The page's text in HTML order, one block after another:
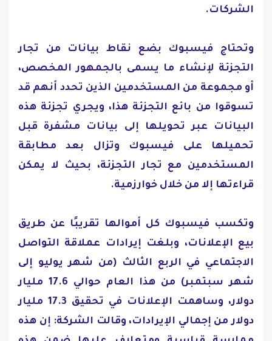
الشركات.
وتحتاج فيسبوك بضع نقاط بيانات من تجار
التجزئة لإنشاء ما يسمى بالجمهور المخصص،
أو مجموعة من المستخدمين الذين تحدد أنهم قد
تسوقوا من بائع التجزئة هذا، ويجري تجزئة هذه
البيانات عبر تحويلها إلى بيانات مشفرة قبل
تحميلها على فيسبوك وتزال بعد مطابقة
المستخدمين مع تجار التجزئة، بحيث لا يمكن
قراءتها إلا من خلال خوارزمية.
وتكسب فيسبوك كل أموالها تقريبًا عن طريق
بيع الإعلانات، وبلغت إيرادات عملاقة التواصل
الاجتماعي في الربع الثالث (من شهر يوليو إلى
شهر سبتمبر) من هذا العام حوالي 17.6 مليار
دولار، وساهمت الإعلانات في تحقيق 17.3 مليار
دولار من إجمالي الإيرادات، وقالت الشركة: إن هذه